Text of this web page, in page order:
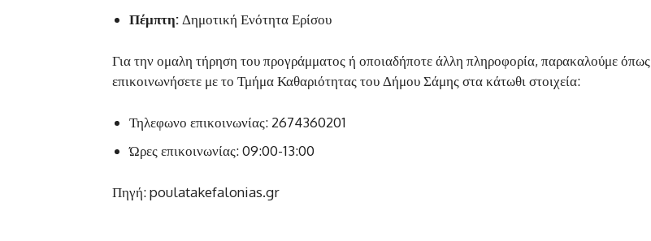
Πέμπτη: Δημοτική Ενότητα Ερίσου
Για την ομαλη τήρηση του προγράμματος ή οποιαδήποτε άλλη πληροφορία, παρακαλούμε όπως
επικοινωνήσετε με το Τμήμα Καθαριότητας του Δήμου Σάμης στα κάτωθι στοιχεία:
Τηλεφωνο επικοινωνίας: 2674360201
Ώρες επικοινωνίας: 09:00-13:00
Πηγή: poulatakefalonias.gr